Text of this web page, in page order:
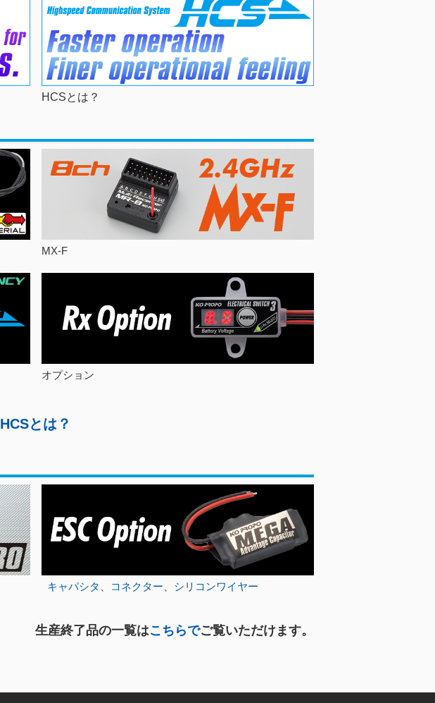
HCSとは？
MX-F
オプション
HCSとは？
キャパシタ コネクター シリコンワイヤー
生産終了品の一覧はこちらでご覧いただけます。